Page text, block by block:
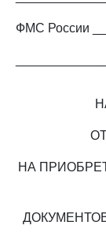
ФМС России
НА